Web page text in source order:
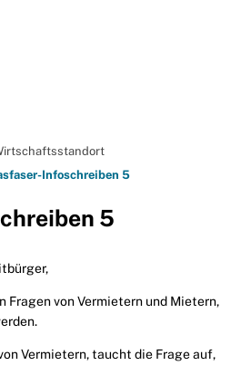
Infoschreiben 5
5
Fragen von Vermietern und Mietern,
Vermietern, taucht die Frage auf,